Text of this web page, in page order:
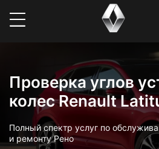
Проверка углов
колес Renault
Полный спектр услуг по
и ремонту Рено